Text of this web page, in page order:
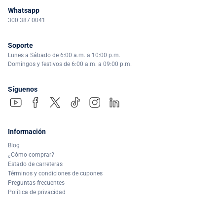
Whatsapp
300 387 0041
Soporte
Lunes a Sábado de 6:00 a.m. a 10:00 p.m.
Domingos y festivos de 6:00 a.m. a 09:00 p.m.
Síguenos
Información
Blog
¿Cómo comprar?
Estado de carreteras
Términos y condiciones de cupones
Preguntas frecuentes
Política de privacidad